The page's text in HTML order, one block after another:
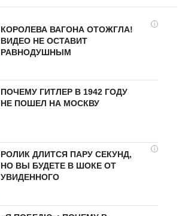
i
КОРОЛЕВА ВАГОНА ОТОЖГЛА!
ВИДЕО НЕ ОСТАВИТ
РАВНОДУШНЫМ
ПОЧЕМУ ГИТЛЕР В 1942 ГОДУ
НЕ ПОШЕЛ НА МОСКВУ
i
РОЛИК ДЛИТСЯ ПАРУ СЕКУНД,
НО ВЫ БУДЕТЕ В ШОКЕ ОТ
УВИДЕННОГО